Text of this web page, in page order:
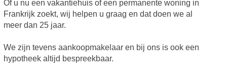
Of u nu een vakantiehuis of een permanente woning in
Frankrijk zoekt, wij helpen u graag en dat doen we al
meer dan 25 jaar.
We zijn tevens aankoopmakelaar en bij ons is ook een
hypotheek altijd bespreekbaar.